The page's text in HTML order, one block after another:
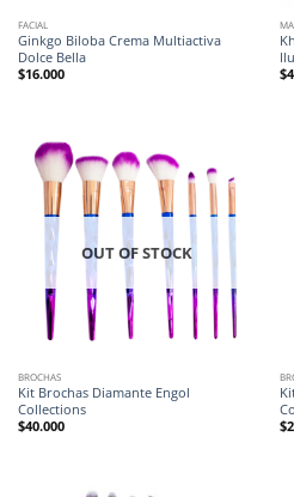
FACIAL
Ginkgo Biloba Crema Multiactiva
Dolce Bella
$16.000
$
OUT OF STOCK
BROCHAS
Kit Brochas Diamante Engol
Collections
$40.000
$